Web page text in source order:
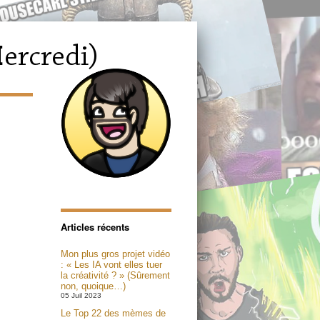
Articles récents
Mon plus gros projet vidéo
: « Les IA vont elles tuer
la créativité ? » (Sûrement
non, quoique…)
05 Juil 2023
Le Top 22 des mèmes de